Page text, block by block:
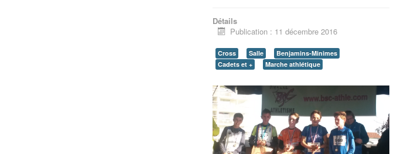
Détails
Publication : 11 décembre 2016
Cross Salle
Benjamins-Minimes
Cadets et +
Marche athlétique